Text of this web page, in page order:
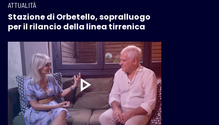
ATTUALITÀ
Stazione di Orbetello, sopralluogo
per il rilancio della linea tirrenica